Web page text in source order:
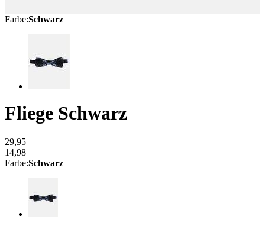
Farbe:Schwarz
Fliege Schwarz
29,95
14,98
Farbe:Schwarz